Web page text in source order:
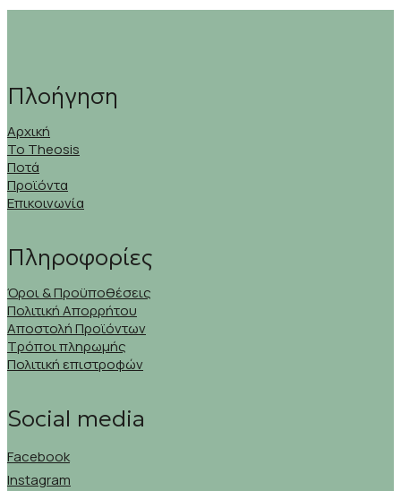
Πλοήγηση
Αρχική
Το Theosis
Ποτά
Προϊόντα
Επικοινωνία
Πληροφορίες
Όροι & Προϋποθέσεις
Πολιτική Απορρήτου
Αποστολή Προϊόντων
Τρόποι πληρωμής
Πολιτική επιστροφών
Social media
Facebook
Instagram